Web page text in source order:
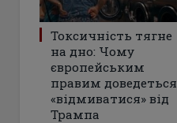
Токсичність тягне
на дно: Чому
європейським
правим доведеться
«відмиватися» від
Трампа